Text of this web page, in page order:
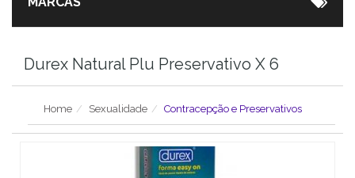
Durex Natural Plu Preservativo X 6
Home Sexualidade Contracepção e Preservativos